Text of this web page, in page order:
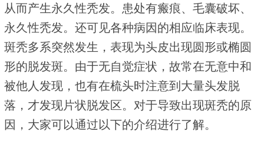
从而产生永久性秃发。患处有瘢痕、毛囊破坏、
永久性秃发。还可见各种病因的相应临床表现。
斑秃多系突然发生，表现为头皮出现圆形或椭圆
形的脱发斑。由于无自觉症状，故常在无意中和
被他人发现，也有在梳头时注意到大量头发脱
落，才发现片状脱发区。对于导致出现斑秃的原
因，大家可以通过以下的介绍进行了解。